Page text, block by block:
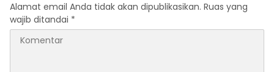
Alamat email Anda tidak akan dipublikasikan. Ruas yang
wajib ditandai *